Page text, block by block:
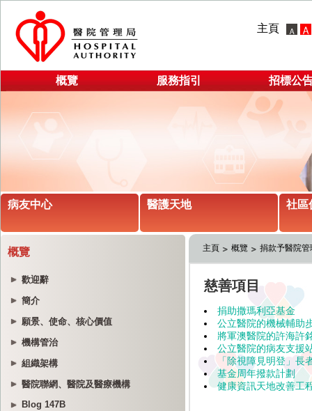
主頁
概覽 服務指引 招標公
病友中心 醫護天地 社區
概覽
歡迎辭
簡介
願景、使命、核心價值
機構管治
組織架構
醫院聯網、醫院及醫療機構
Blog 147B
主頁 概覽 捐款予醫院管